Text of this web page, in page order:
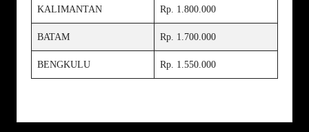
KALIMANTAN Rp. 1.800.000
BATAM Rp. 1.700.000
BENGKULU Rp. 1.550.000